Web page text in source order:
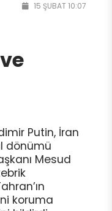
15 ŞUBAT 10:07
Putin, İran
dönümü
Mesud
koruma